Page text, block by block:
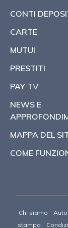
CONTI
CARTE
MUTUI
PRESTITI
PAY TV
NEWS E
MAPPA DEL
COME
Chi siamo
stampa